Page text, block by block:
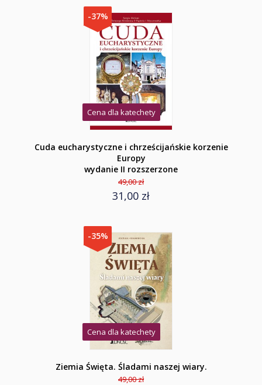
-37%
Cena dla katechety
Cuda eucharystyczne i chrześcijańskie korzenie
Europy
wydanie II rozszerzone
49,00 zł
31,00 zł
-35%
Cena dla katechety
Ziemia Święta. Śladami naszej wiary.
49,00 zł